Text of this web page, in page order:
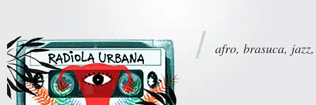
afro, brasuca,